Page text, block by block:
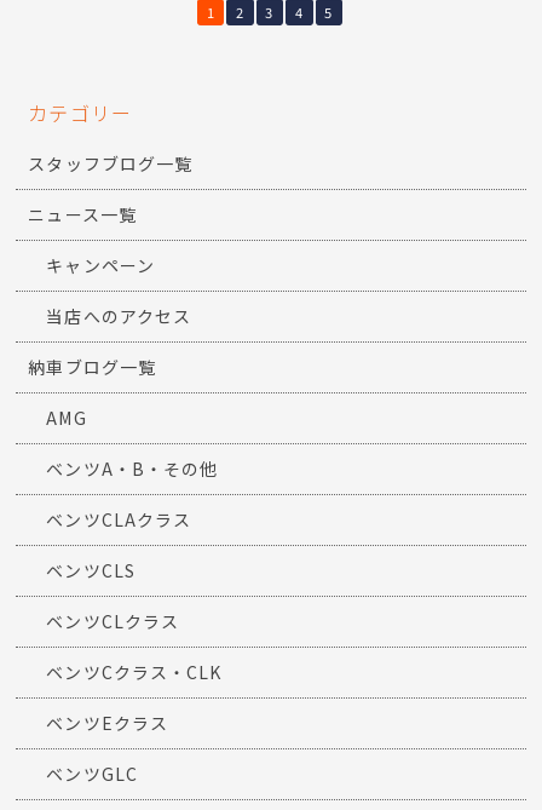
1 2 3 4 5
カテゴリー
スタッフブログ一覧
ニュース一覧
キャンペーン
当店へのアクセス
納車ブログ一覧
AMG
ベンツA・B・その他
ベンツCLAクラス
ベンツCLS
ベンツCLクラス
ベンツCクラス・CLK
ベンツEクラス
ベンツGLC